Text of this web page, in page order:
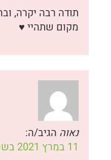
תודה רבה יקרה,
מקום שתהיי ♥
נאוה הגיב/ה:
11 במרץ 2021 בשעה 16:52